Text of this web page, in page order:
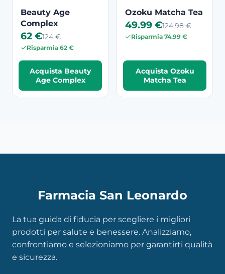
Beauty Age
Complex
62 €124 €
Risparmia 62 €
Acquista Beauty
Age Complex
Ozoku Matcha Tea
49.99 €124.98 €
Risparmia 74.99 €
Acquista Ozoku
Matcha Tea
Farmacia San Leonardo
La tua guida di fiducia per scegliere i migliori
prodotti per salute e benessere. Analizziamo,
confrontiamo e selezioniamo per garantirti qualità
e sicurezza.